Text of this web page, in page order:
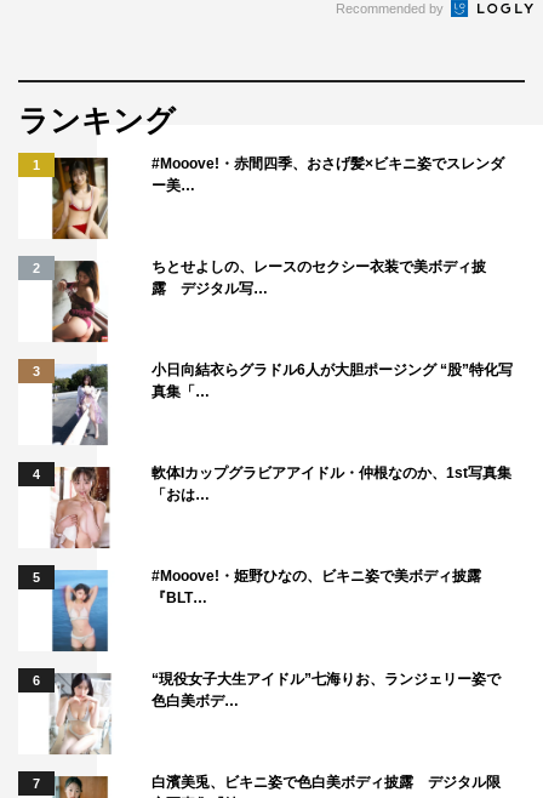
Recommended by
ランキング
1
#Mooove!・赤間四季、おさげ髪×ビキニ姿でスレンダ
ー美…
2
ちとせよしの、レースのセクシー衣装で美ボディ披
露 デジタル写…
3
小日向結衣らグラドル6人が大胆ポージング “股”特化写
真集「…
4
軟体Iカップグラビアアイドル・仲根なのか、1st写真集
「おは…
5
#Mooove!・姫野ひなの、ビキニ姿で美ボディ披露
『BLT…
6
“現役女子大生アイドル”七海りお、ランジェリー姿で
色白美ボデ…
7
白濱美兎、ビキニ姿で色白美ボディ披露 デジタル限